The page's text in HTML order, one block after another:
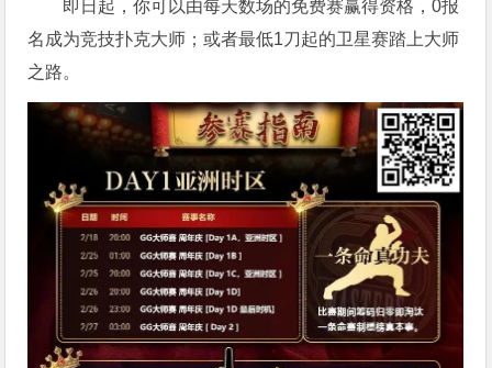
即日起，你可以由每天数场的免费赛赢得资格，0报
名成为竞技扑克大师；或者最低1刀起的卫星赛踏上大师
之路。